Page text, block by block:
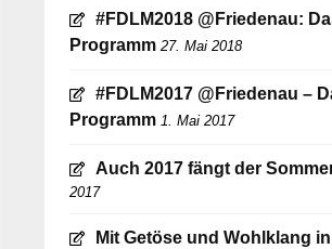
#FDLM2018 @Friedenau:
Programm 27. Mai 2018
#FDLM2017 @Friedenau –
Programm 1. Mai 2017
Auch 2017 fängt der
2017
Mit Getöse und Wohlklang